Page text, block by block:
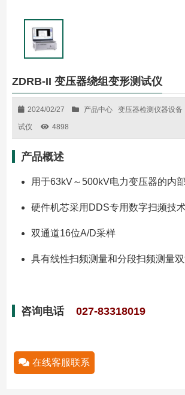
ZDRB-II 变压器绕组变形测试仪
2024/02/27 产品中心 变压器检测仪器设备
试仪 4898
产品概述
用于63kV～500kV电力变压器的内
硬件机芯采用DDS专用数字扫频技
双通道16位A/D采样
具有线性扫频测量和分段扫频测量
咨询电话 027-83318019
在线客服联系